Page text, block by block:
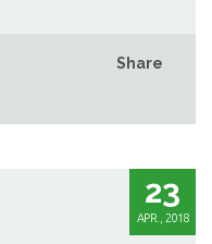
Share
23
APR., 2018